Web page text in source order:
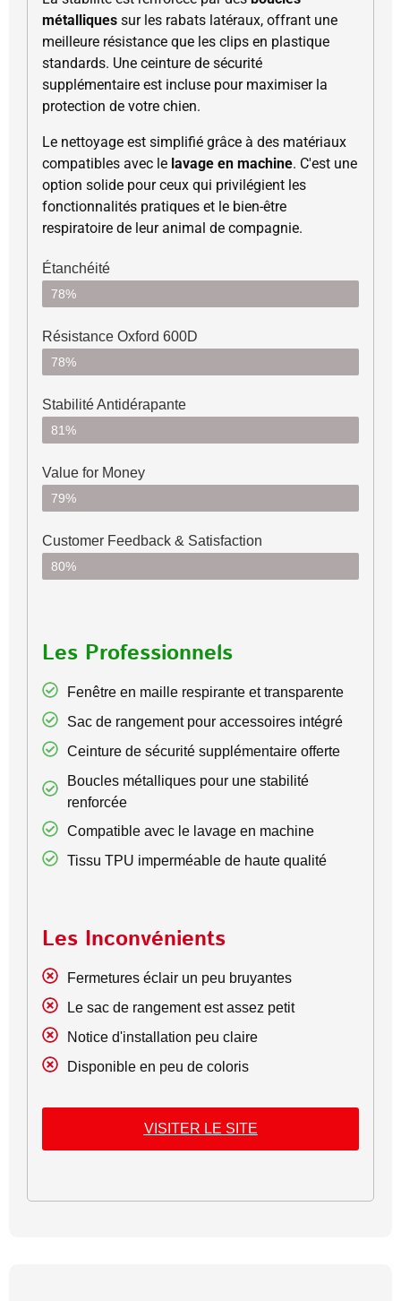
métalliques sur les rabats latéraux, offrant une
meilleure résistance que les clips en plastique
standards. Une ceinture de sécurité
supplémentaire est incluse pour maximiser la
protection de votre chien.
Le nettoyage est simplifié grâce à des matériaux
compatibles avec le lavage en machine. C'est une
option solide pour ceux qui privilégient les
fonctionnalités pratiques et le bien-être
respiratoire de leur animal de compagnie.
Étanchéité
78%
Résistance Oxford 600D
78%
Stabilité Antidérapante
81%
Value for Money
79%
Customer Feedback & Satisfaction​
80%
Les Professionnels
Fenêtre en maille respirante et transparente
Sac de rangement pour accessoires intégré
Ceinture de sécurité supplémentaire offerte
Boucles métalliques pour une stabilité
renforcée
Compatible avec le lavage en machine
Tissu TPU imperméable de haute qualité
Les Inconvénients
Fermetures éclair un peu bruyantes
Le sac de rangement est assez petit
Notice d'installation peu claire
Disponible en peu de coloris
VISITER LE SITE